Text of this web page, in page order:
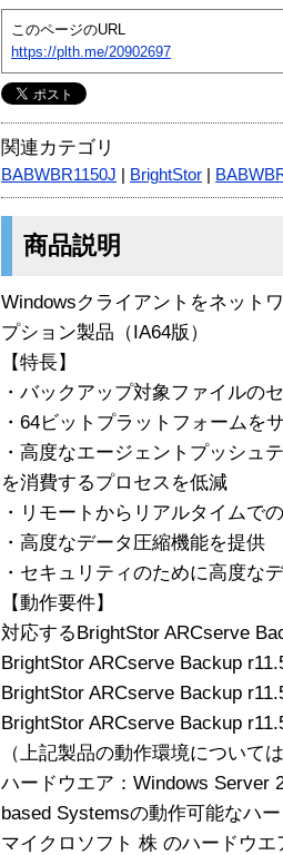
このページのURL
https://plth.me/20902697
関連カテゴリ
BABWBR1150J BrightStor
商品説明
Windowsクライアントをネット
プション製品（IA64版）
【特長】
・バックアップ対象ファイルの
・64ビットプラットフォームを
・高度なエージェントプッシュ
を消費するプロセスを低減
・リモートからリアルタイムで
・高度なデータ圧縮機能を提供
・セキュリティのために高度な
【動作要件】
対応するBrightStor ARCserve
BrightStor ARCserve Backup
BrightStor ARCserve Backup
BrightStor ARCserve Backup
（上記製品の動作環境について
ハードウエア：Windows Server
based Systemsの動作可能なハ
マイクロソフト 株 のハードウ